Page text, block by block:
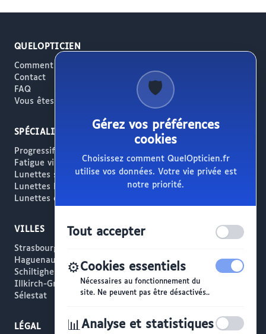
QUELOPTICIEN
Comment ça marche
Contact
FAQ
Vous êtes opticien ?
SPÉCIALITÉS
Progressifs / Presbytie
Fatigue visuelle / Écrans
Lunettes solaires
Lunettes haut de gamme
Lunettes créateur
VILLES
Strasbourg
Haguenau
Schiltigheim
Illkirch-Graffenstaden
Sélestat
LÉGAL
🛡️
Gérez vos préférences
cookies
Choisissez comment QuelOpticien.fr
utilise vos données. Votre vie privée est
notre priorité.
Tout accepter
⚙️Cookies essentiels
Nécessaires au fonctionnement du
site. Ne peuvent pas être désactivés..
📊Analyse et statistiques